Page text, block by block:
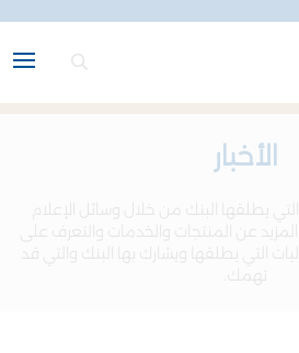
الأخبار
يطلقها البنك من خلال وسائل الإعلام
عن المنتجات والخدمات والتعرف على
التي يطلقها ويشارك بها البنك والتي قد
تهمك.